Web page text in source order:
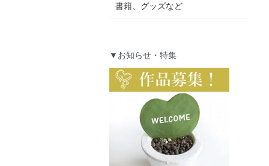
書籍、グッズなど
▼お知らせ・特集